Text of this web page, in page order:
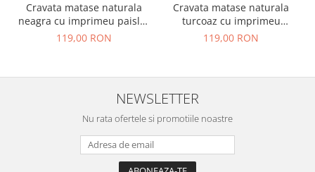
Cravata matase naturala
neagra cu imprimeu paisley
negru
119,00 RON
Cravata matase naturala
turcoaz cu imprimeu
paisley argintiu
119,00 RON
NEWSLETTER
Nu rata ofertele si promotiile noastre